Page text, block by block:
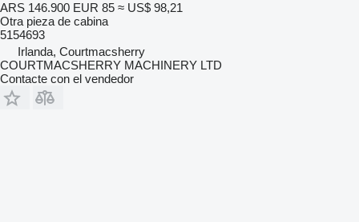
ARS 146.900 EUR 85 ≈ US$ 98,21
Otra pieza de cabina
5154693
Irlanda, Courtmacsherry
COURTMACSHERRY MACHINERY LTD
Contacte con el vendedor